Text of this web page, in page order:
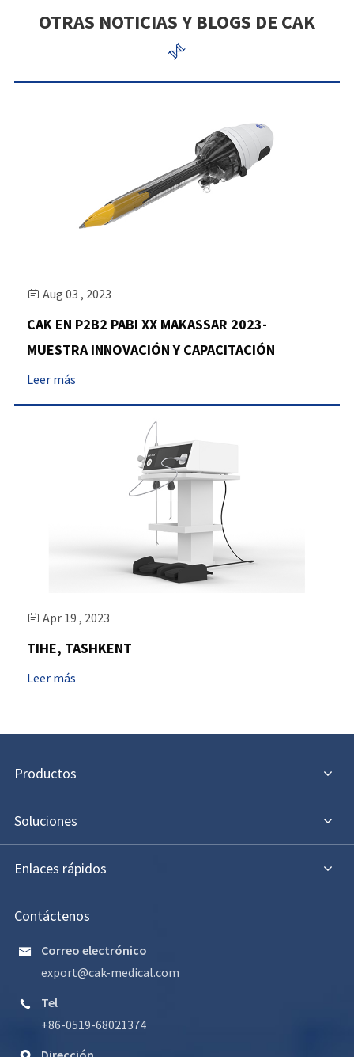
OTRAS NOTICIAS Y BLOGS DE CAK

 Aug 03 , 2023
CAK EN P2B2 PABI XX MAKASSAR 2023-
MUESTRA INNOVACIÓN Y CAPACITACIÓN
Leer más
 Apr 19 , 2023
TIHE, TASHKENT
Leer más
Productos
Soluciones
Enlaces rápidos
Contáctenos

Correo electrónico
export@cak-medical.com

Tel
+86-0519-68021374